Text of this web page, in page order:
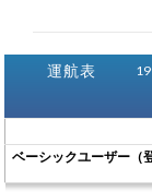
運航表
ベーシックユーザー（